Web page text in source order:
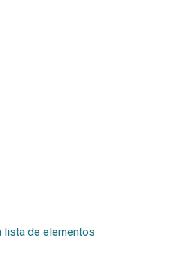
lista de elementos